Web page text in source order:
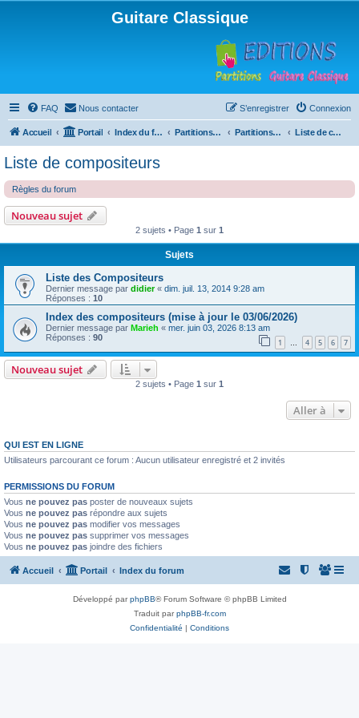
Guitare Classique
FAQ Nous contacter Connexion
S’enregistrer
Accueil Portail Index du forum Partitions pour guitare en libre téléchargement Partitions classées par compositeur Liste de compositeurs
Liste de compositeurs
Règles du forum
Nouveau sujet
2 sujets • Page 1 sur 1
Sujets
Liste des Compositeurs
Dernier message par didier« dim. juil. 13, 2014 9:28 am
Réponses : 10
Index des compositeurs (mise à jour le 03/06/2026)
Dernier message par Marieh « mer. juin 03, 2026 8:13 am
Réponses : 90 1 … 4 5 6 7
Nouveau sujet
2 sujets • Page 1 sur 1
Aller à
QUI EST EN LIGNE
Utilisateurs parcourant ce forum : Aucun utilisateur enregistré et 2 invités
PERMISSIONS DU FORUM
Vous ne pouvez pas poster de nouveaux sujets
Vous ne pouvez pas répondre aux sujets
Vous ne pouvez pas modifier vos messages
Vous ne pouvez pas supprimer vos messages
Vous ne pouvez pas joindre des fichiers
Accueil Portail Index du forum
Développé parphpBB® Forum Software © phpBB Limited
Traduit parphpBB-fr.com
Confidentialité | Conditions